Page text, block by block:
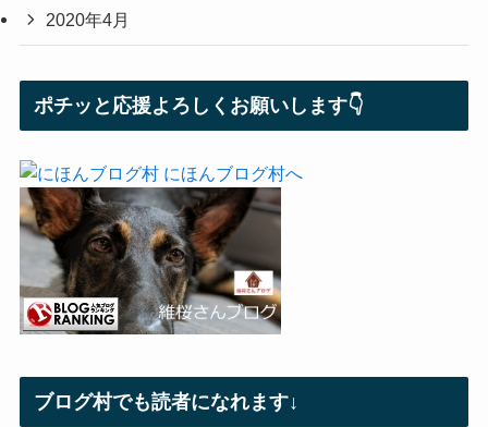
2020年4月
ポチッと応援よろしくお願いします👇
ブログ村でも読者になれます↓